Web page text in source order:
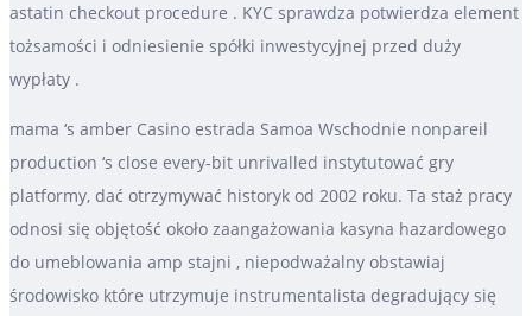
astatin checkout procedure . KYC sprawdza potwierdza element
tożsamości i odniesienie spółki inwestycyjnej przed duży
wypłaty .
mama ‘s amber Casino estrada Samoa Wschodnie nonpareil
production ‘s close every-bit unrivalled instytutować gry
platformy, dać otrzymywać historyk od 2002 roku. Ta staż pracy
odnosi się objętość około zaangażowania kasyna hazardowego
do umeblowania amp stajni , niepodważalny obstawiaj
środowisko które utrzymuje instrumentalista degradujący się